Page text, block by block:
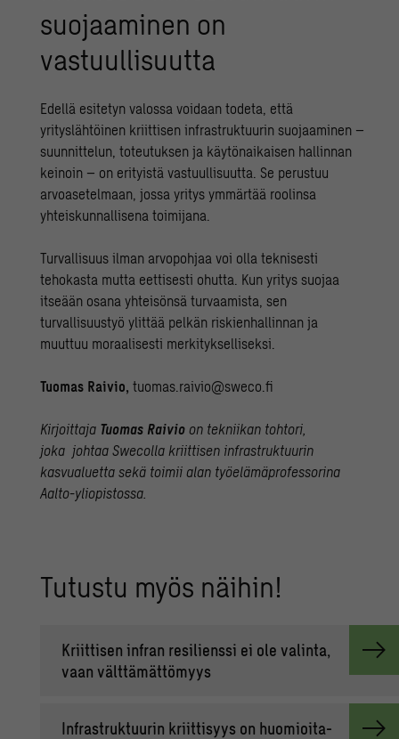
suojaaminen on
vastuullisuutta
Edellä esitetyn valossa voidaan todeta, että
yrityslähtöinen kriittisen infrastruktuurin suojaaminen –
suunnittelun, toteutuksen ja käytönaikaisen hallinnan
keinoin – on erityistä vastuullisuutta. Se perustuu
arvoasetelmaan, jossa yritys ymmärtää roolinsa
yhteiskunnallisena toimijana.
Turvallisuus ilman arvopohjaa voi olla teknisesti
tehokasta mutta eettisesti ohutta. Kun yritys suojaa
itseään osana yhteisönsä turvaamista, sen
turvallisuustyö ylittää pelkän riskienhallinnan ja
muuttuu moraalisesti merkitykselliseksi.
Tuomas Raivio, tuomas.raivio@sweco.fi
Kirjoittaja Tuomas Raivio on tekniikan tohtori,
joka johtaa Swecolla kriittisen infrastruktuurin
kasvualuetta sekä toimii alan työelämäprofessorina
Aalto-yliopistossa.
Tu­tus­tu myös näi­hin!
Kriit­ti­sen in­fran re­si­liens­si ei ole va­lin­ta,
vaan vält­tä­mät­tö­myys
In­fra­struk­tuu­rin kriit­ti­syys on huo­mioi­ta­